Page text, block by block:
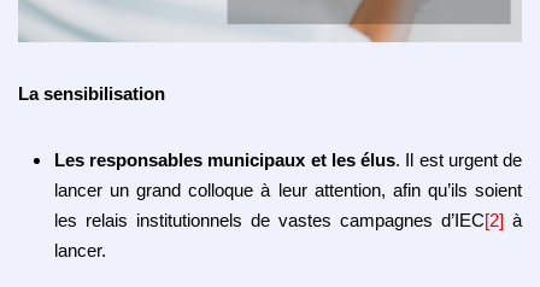
La sensibilisation
Les responsables municipaux et les élus. Il est urgent de
lancer un grand colloque à leur attention, afin qu’ils soient
les relais institutionnels de vastes campagnes d’IEC[2] à
lancer.